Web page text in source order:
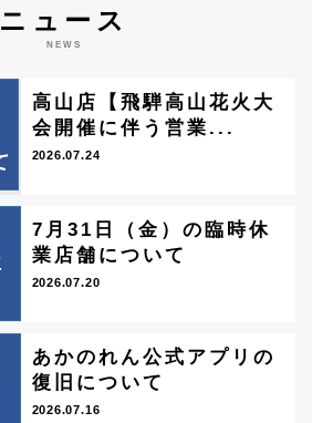
ニュース
NEWS
高山店【飛騨高山花火大
会開催に伴う営業...
2026.07.24
7月31日（金）の臨時休
業店舗について
2026.07.20
あかのれん公式アプリの
復旧について
2026.07.16